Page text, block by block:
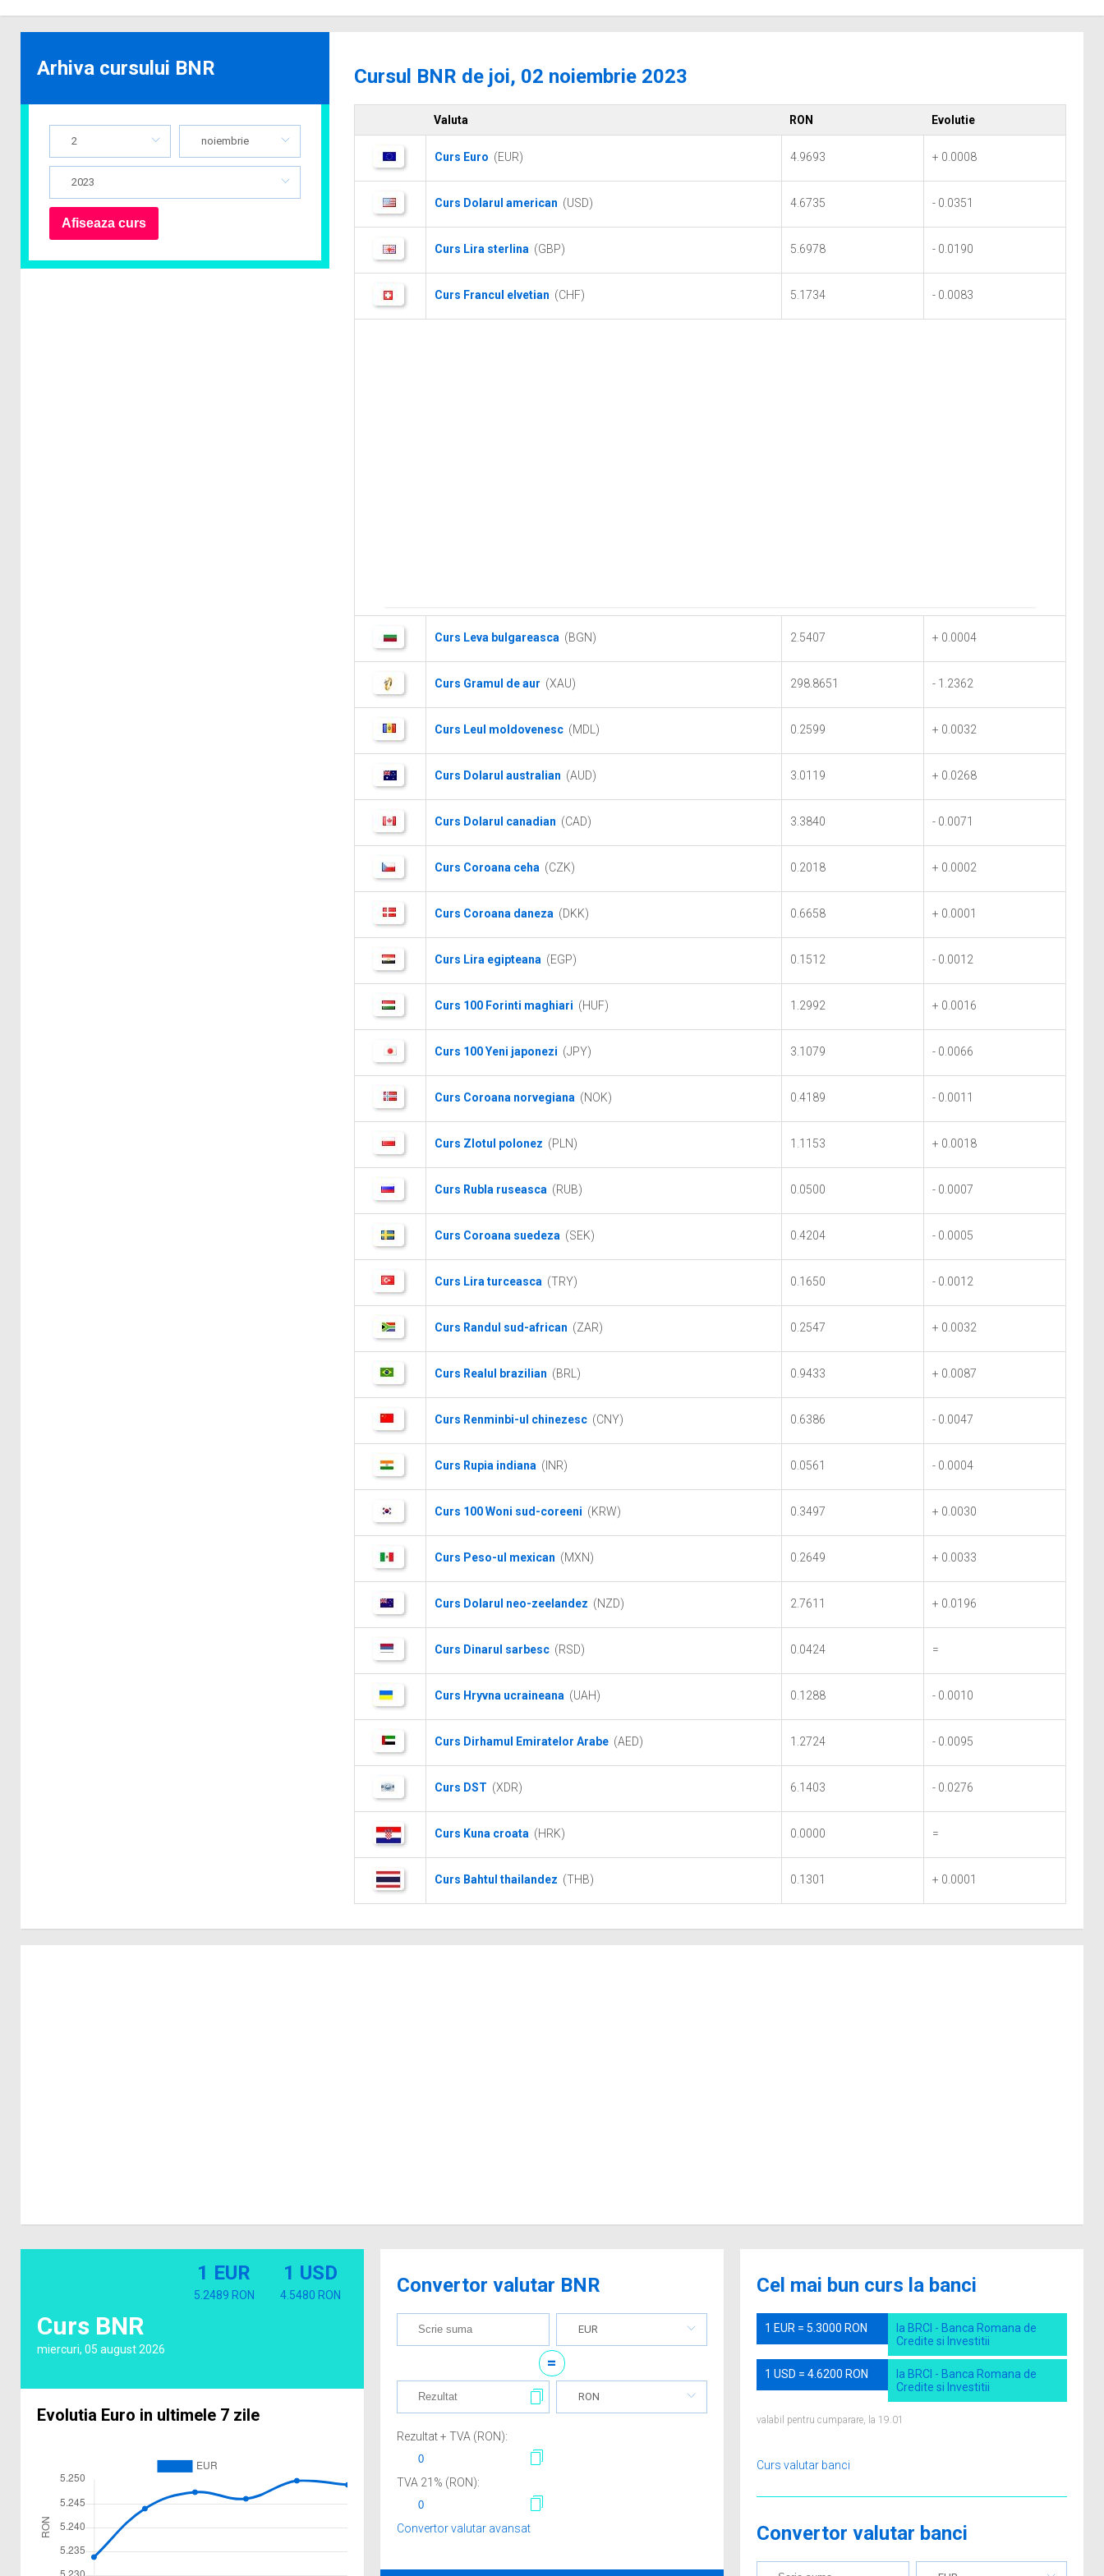
Cursul BNR de joi, 02 noiembrie 2023
Valuta RON Evolutie
Curs Euro (EUR) 4.9693 + 0.0008
Curs Dolarul american (USD) 4.6735 - 0.0351
Curs Lira sterlina (GBP) 5.6978 - 0.0190
Curs Francul elvetian (CHF) 5.1734 - 0.0083
Curs Leva bulgareasca (BGN) 2.5407 + 0.0004
Curs Gramul de aur (XAU) 298.8651 - 1.2362
Curs Leul moldovenesc (MDL) 0.2599 + 0.0032
Curs Dolarul australian (AUD) 3.0119 + 0.0268
Curs Dolarul canadian (CAD) 3.3840 - 0.0071
Curs Coroana ceha (CZK) 0.2018 + 0.0002
Curs Coroana daneza (DKK) 0.6658 + 0.0001
Curs Lira egipteana (EGP) 0.1512 - 0.0012
Curs 100 Forinti maghiari (HUF) 1.2992 + 0.0016
Curs 100 Yeni japonezi (JPY) 3.1079 - 0.0066
Curs Coroana norvegiana (NOK) 0.4189 - 0.0011
Curs Zlotul polonez (PLN) 1.1153 + 0.0018
Curs Rubla ruseasca (RUB) 0.0500 - 0.0007
Curs Coroana suedeza (SEK) 0.4204 - 0.0005
Curs Lira turceasca (TRY) 0.1650 - 0.0012
Curs Randul sud-african (ZAR) 0.2547 + 0.0032
Curs Realul brazilian (BRL) 0.9433 + 0.0087
Curs Renminbi-ul chinezesc (CNY) 0.6386 - 0.0047
Curs Rupia indiana (INR) 0.0561 - 0.0004
Curs 100 Woni sud-coreeni (KRW) 0.3497 + 0.0030
Curs Peso-ul mexican (MXN) 0.2649 + 0.0033
Curs Dolarul neo-zeelandez (NZD) 2.7611 + 0.0196
Curs Dinarul sarbesc (RSD) 0.0424 =
Curs Hryvna ucraineana (UAH) 0.1288 - 0.0010
Curs Dirhamul Emiratelor Arabe (AED) 1.2724 - 0.0095
Curs DST (XDR) 6.1403 - 0.0276
Curs Kuna croata (HRK) 0.0000 =
Curs Bahtul thailandez (THB) 0.1301 + 0.0001
Arhiva cursului BNR
2 noiembrie
2023
Curs BNR
miercuri, 05 august 2026
1 EUR
5.2489 RON
1 USD
4.5480 RON
Evolutia Euro in ultimele 7 zile
Convertor valutar BNR
EUR
=
RON
Rezultat + TVA (RON):
TVA 21 % (RON):
Convertor valutar avansat
Cel mai bun curs la banci
1 EUR = 5.3000 RON
la BRCI - Banca Romana de
Credite si Investitii
1 USD = 4.6200 RON
la BRCI - Banca Romana de
Credite si Investitii
valabil pentru cumparare, la 19.01
Curs valutar banci
Convertor valutar banci